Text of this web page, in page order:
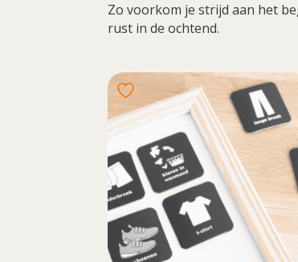
Zo voorkom je strijd aan het
rust in de ochtend.